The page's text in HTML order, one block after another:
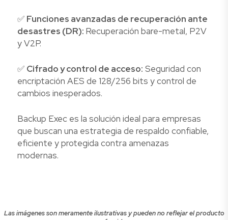
✅ Funciones avanzadas de recuperación ante
desastres (DR): Recuperación bare-metal, P2V
y V2P.
✅ Cifrado y control de acceso: Seguridad con
encriptación AES de 128/256 bits y control de
cambios inesperados.
Backup Exec es la solución ideal para empresas
que buscan una estrategia de respaldo confiable,
eficiente y protegida contra amenazas
modernas.
Las imágenes son meramente ilustrativas y pueden no reflejar el producto